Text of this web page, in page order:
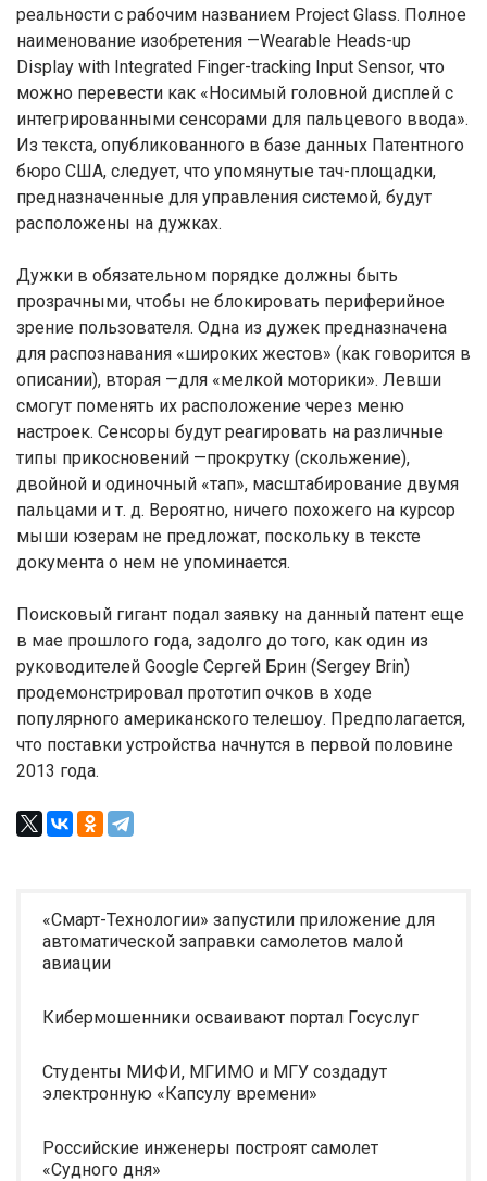
реальности с рабочим названием Project Glass. Полное
наименование изобретения —Wearable Heads-up
Display with Integrated Finger-tracking Input Sensor, что
можно перевести как «Носимый головной дисплей с
интегрированными сенсорами для пальцевого ввода».
Из текста, опубликованного в базе данных Патентного
бюро США, следует, что упомянутые тач-площадки,
предназначенные для управления системой, будут
расположены на дужках.
Дужки в обязательном порядке должны быть
прозрачными, чтобы не блокировать периферийное
зрение пользователя. Одна из дужек предназначена
для распознавания «широких жестов» (как говорится в
описании), вторая —для «мелкой моторики». Левши
смогут поменять их расположение через меню
настроек. Сенсоры будут реагировать на различные
типы прикосновений —прокрутку (скольжение),
двойной и одиночный «тап», масштабирование двумя
пальцами и т. д. Вероятно, ничего похожего на курсор
мыши юзерам не предложат, поскольку в тексте
документа о нем не упоминается.
Поисковый гигант подал заявку на данный патент еще
в мае прошлого года, задолго до того, как один из
руководителей Google Сергей Брин (Sergey Brin)
продемонстрировал прототип очков в ходе
популярного американского телешоу. Предполагается,
что поставки устройства начнутся в первой половине
2013 года.
«Смарт-Технологии» запустили приложение для
автоматической заправки самолетов малой
авиации
Кибермошенники осваивают портал Госуслуг
Студенты МИФИ, МГИМО и МГУ создадут
электронную «Капсулу времени»
Российские инженеры построят самолет
«Судного дня»